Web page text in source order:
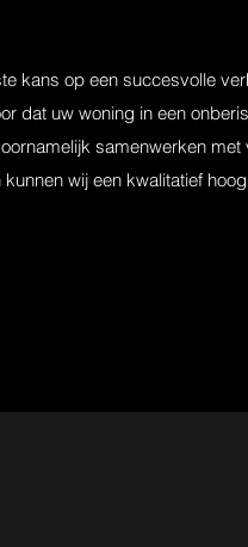
kans op een succesvolle
dat uw woning in een
samenwerken
wij een kwalitatief